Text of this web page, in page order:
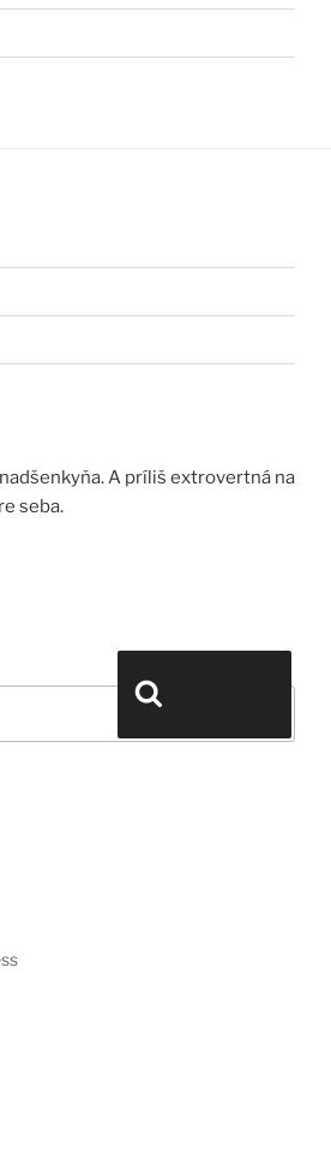
A príliš extrovertná na
seba.